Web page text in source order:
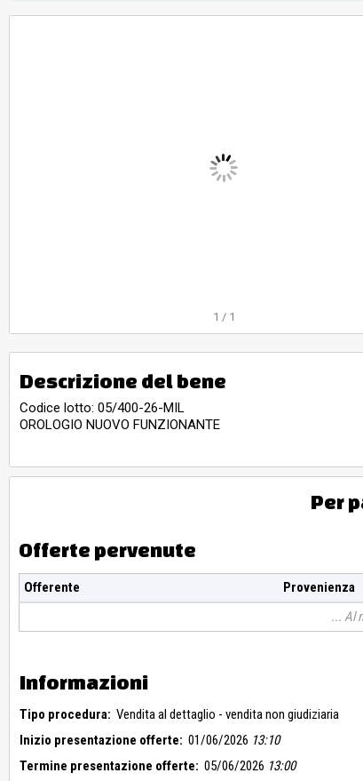
1 / 1
Descrizione del bene
Codice lotto: 05/400-26-MIL
OROLOGIO NUOVO FUNZIONANTE
Per
Offerte pervenute
Offerente Provenienza
Al
Informazioni
Tipo procedura: Vendita al dettaglio - vendita non giudiziaria
Inizio presentazione offerte: 01/06/2026 13:10
Termine presentazione offerte: 05/06/2026 13:00